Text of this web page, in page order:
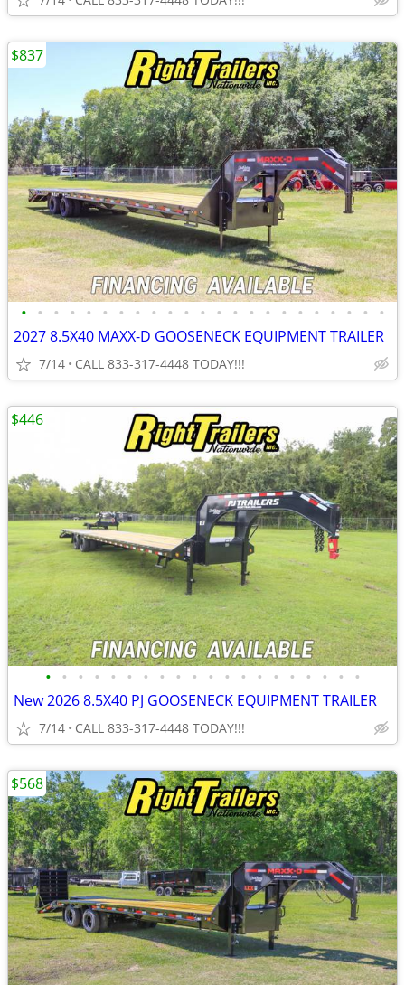
• • • • • • • • • • • • • • • • • • • • • • •
2027 8.5X40 MAXX-D GOOSENECK EQUIPMENT TRAILER
7/14 CALL 833-317-4448 TODAY!!!
$837
• • • • • • • • • • • • • • • • • • • •
New 2026 8.5X40 PJ GOOSENECK EQUIPMENT TRAILER
7/14 CALL 833-317-4448 TODAY!!!
$446
$568